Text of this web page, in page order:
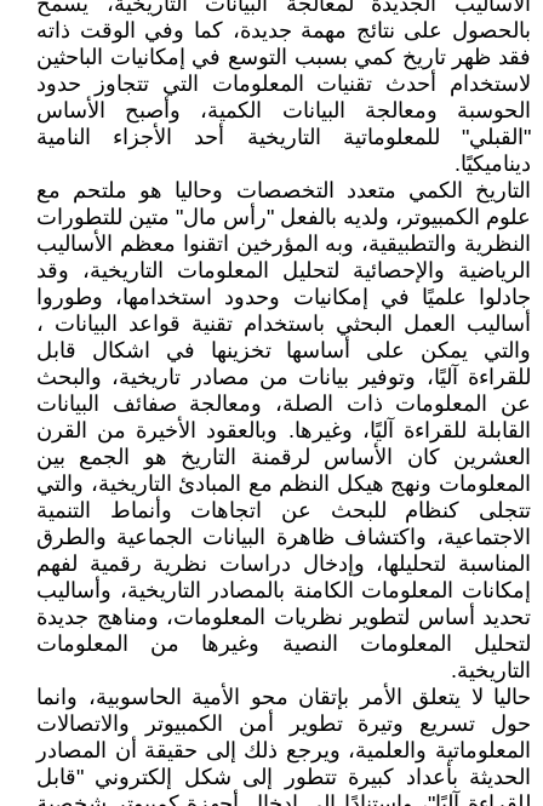
بالحصول على نتائج مهمة جديدة، كما وفي الوقت ذاته
فقد ظهر تاريخ كمي بسبب التوسع في إمكانيات الباحثين
لاستخدام أحدث تقنيات المعلومات التي تتجاوز حدود
الحوسبة ومعالجة البيانات الكمية، وأصبح الأساس
"القبلي" للمعلوماتية التاريخية أحد الأجزاء النامية
ديناميكيًا.
التاريخ الكمي متعدد التخصصات وحاليا هو ملتحم مع
علوم الكمبيوتر، ولديه بالفعل "رأس مال" متين للتطورات
النظرية والتطبيقية، وبه المؤرخين اتقنوا معظم الأساليب
الرياضية والإحصائية لتحليل المعلومات التاريخية، وقد
جادلوا علميًا في إمكانيات وحدود استخدامها، وطوروا
أساليب العمل البحثي باستخدام تقنية قواعد البيانات ،
والتي يمكن على أساسها تخزينها في اشكال قابل
للقراءة آليًا، وتوفير بيانات من مصادر تاريخية، والبحث
عن المعلومات ذات الصلة، ومعالجة صفائف البيانات
القابلة للقراءة آليًا، وغيرها. وبالعقود الأخيرة من القرن
العشرين كان الأساس لرقمنة التاريخ هو الجمع بين
المعلومات ونهج هيكل النظم مع المبادئ التاريخية، والتي
تتجلى كنظام للبحث عن اتجاهات وأنماط التنمية
الاجتماعية، واكتشاف ظاهرة البيانات الجماعية والطرق
المناسبة لتحليلها، وإدخال دراسات نظرية رقمية لفهم
إمكانات المعلومات الكامنة بالمصادر التاريخية، وأساليب
تحديد أساس لتطوير نظريات المعلومات، ومناهج جديدة
لتحليل المعلومات النصية وغيرها من المعلومات
التاريخية.
حاليا لا يتعلق الأمر بإتقان محو الأمية الحاسوبية، وانما
حول تسريع وتيرة تطوير أمن الكمبيوتر والاتصالات
المعلوماتية والعلمية، ويرجع ذلك إلى حقيقة أن المصادر
الحديثة بأعداد كبيرة تتطور إلى شكل إلكتروني "قابل